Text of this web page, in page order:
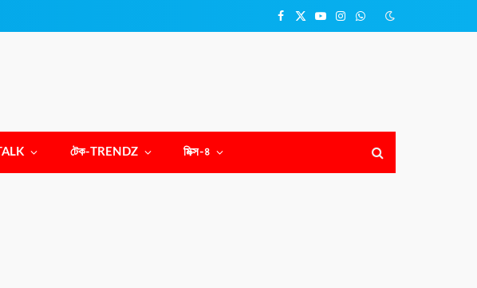
Facebook
X
YouTubeInstagram
WhatsApp
টেক-TRENDZ মিক্স-৪